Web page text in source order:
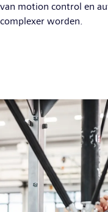
van motion control en
complexer worden.